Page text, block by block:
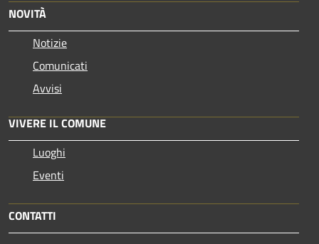
NOVITÀ
Notizie
Comunicati
Avvisi
VIVERE IL COMUNE
Luoghi
Eventi
CONTATTI